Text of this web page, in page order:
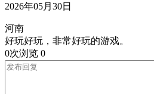
2026年05月30日
河南
好玩好玩，非常好玩的游戏。
0次浏览 0